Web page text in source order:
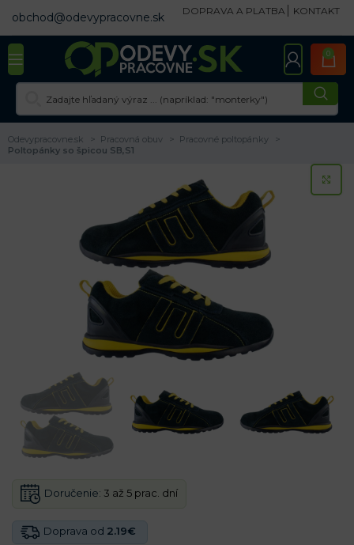
obchod@odevypracovne.sk DOPRAVA A PLATBA KONTAKT
0
Odevypracovne.sk Pracovná obuv
Pracovné poltopánky
Poltopánky so špicou SB,S1
Doprava od 2.19€
Doručenie: 3 až 5 prac. dní